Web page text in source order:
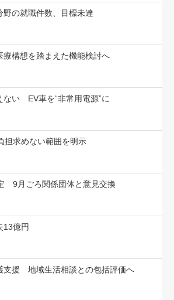
野の就職件数、目標未達
療構想を踏まえた機能検討へ
ない EV車を“非常用電源”に
担求めない範囲を明示
9月ごろ関係団体と意見交換
13億円
支援 地域生活相談との包括評価へ